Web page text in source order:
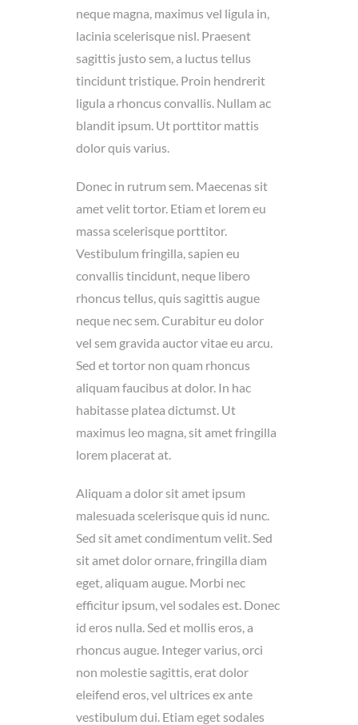
neque magna, maximus vel ligula in,
lacinia scelerisque nisl. Praesent
sagittis justo sem, a luctus tellus
tincidunt tristique. Proin hendrerit
ligula a rhoncus convallis. Nullam ac
blandit ipsum. Ut porttitor mattis
dolor quis varius.
Donec in rutrum sem. Maecenas sit
amet velit tortor. Etiam et lorem eu
massa scelerisque porttitor.
Vestibulum fringilla, sapien eu
convallis tincidunt, neque libero
rhoncus tellus, quis sagittis augue
neque nec sem. Curabitur eu dolor
vel sem gravida auctor vitae eu arcu.
Sed et tortor non quam rhoncus
aliquam faucibus at dolor. In hac
habitasse platea dictumst. Ut
maximus leo magna, sit amet fringilla
lorem placerat at.
Aliquam a dolor sit amet ipsum
malesuada scelerisque quis id nunc.
Sed sit amet condimentum velit. Sed
sit amet dolor ornare, fringilla diam
eget, aliquam augue. Morbi nec
efficitur ipsum, vel sodales est. Donec
id eros nulla. Sed et mollis eros, a
rhoncus augue. Integer varius, orci
non molestie sagittis, erat dolor
eleifend eros, vel ultrices ex ante
vestibulum dui. Etiam eget sodales